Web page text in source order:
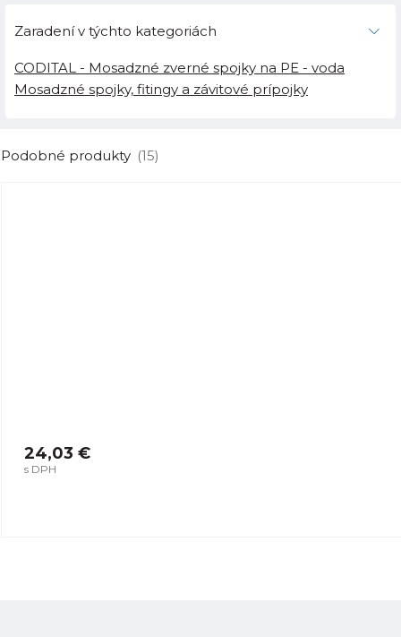
Zaradení v týchto kategoriách
CODITAL - Mosadzné zverné spojky na PE - voda
Mosadzné spojky, fitingy a závitové prípojky
Podobné produkty (15)
24,03 €
s DPH